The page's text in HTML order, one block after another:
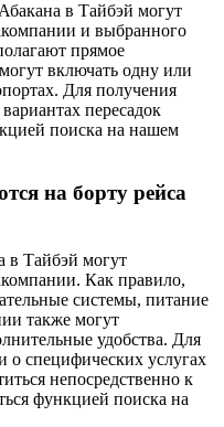
в Тайбэй могут
и выбранного
прямое
включать одну или
Для получения
пересадок
поиска на нашем
на борту рейса
в Тайбэй могут
Как правило,
системы, питание
также могут
удобства. Для
специфических услугах
непосредственно к
функцией поиска на